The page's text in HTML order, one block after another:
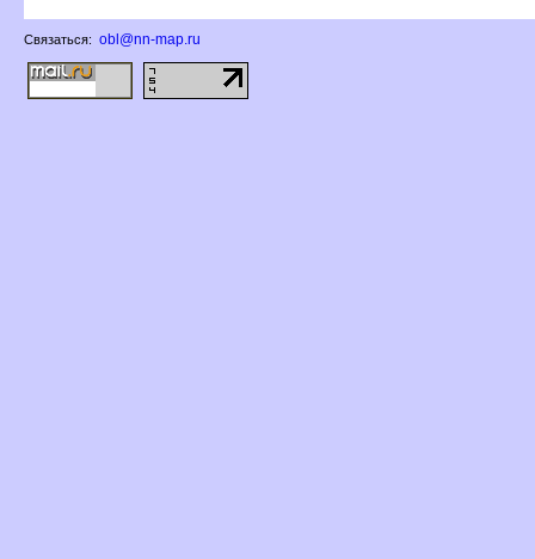
Связаться: obl@nn-map.ru